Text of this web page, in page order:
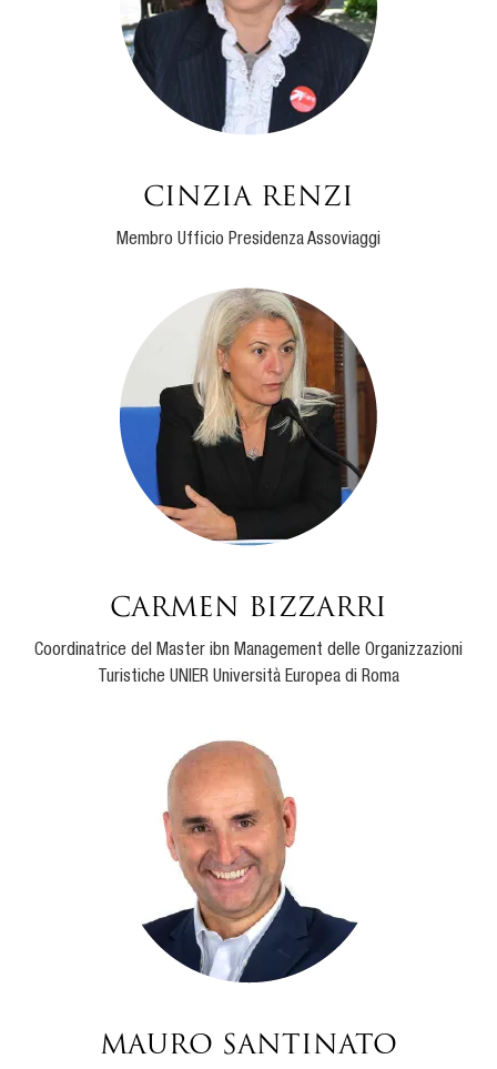
Cinzia Renzi
Membro Ufficio Presidenza Assoviaggi
Carmen Bizzarri
Coordinatrice del Master ibn Management delle Organizzazioni
Turistiche UNIER Università Europea di Roma
Mauro Santinato